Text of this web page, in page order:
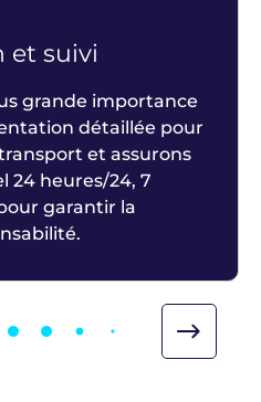
et suivi
grande importance
détaillée pour
et assurons
24 heures/24, 7
garantir la